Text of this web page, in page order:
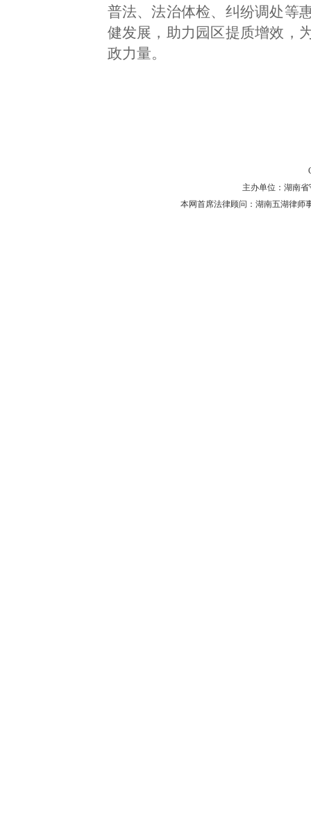
普法、法治体检、纠纷调处等
健发展，助力园区提质增效，
政力量。
主办单位：湖南省
本网首席法律顾问：湖南五湖律师